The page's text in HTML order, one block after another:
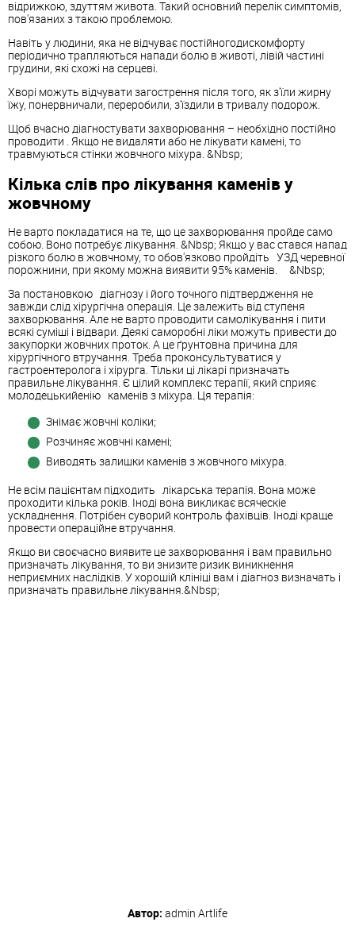
відрижкою, здуттям живота. Такий основний перелік симптомів,
пов'язаних з такою проблемою.
Навіть у людини, яка не відчуває постійногодискомфорту
періодично трапляються напади болю в животі, лівій частині
грудини, які схожі на серцеві.
Хворі можуть відчувати загострення після того, як з'їли жирну
їжу, понервничали, переробили, з'їздили в тривалу подорож.
Щоб вчасно діагностувати захворювання – необхідно постійно
проводити . Якщо не видаляти або не лікувати камені, то
травмуються стінки жовчного міхура. &Nbsp;
Кілька слів про лікування каменів у
жовчному
Не варто покладатися на те, що це захворювання пройде само
собою. Воно потребує лікування. &Nbsp; Якщо у вас стався напад
різкого болю в жовчному, то обов'язково пройдіть УЗД черевної
порожнини, при якому можна виявити 95% каменів. &Nbsp;
За постановкою діагнозу і його точного підтвердження не
завжди слід хірургічна операція. Це залежить від ступеня
захворювання. Але не варто проводити самолікування і пити
всякі суміші і відвари. Деякі саморобні ліки можуть привести до
закупорки жовчних проток. А це ґрунтовна причина для
хірургічного втручання. Треба проконсультуватися у
гастроентеролога і хірурга. Тільки ці лікарі призначать
правильне лікування. Є цілий комплекс терапії, який сприяє
молодецькийенію каменів з міхура. Ця терапія:
Знімає жовчні коліки;
Розчиняє жовчні камені;
Виводять залишки каменів з жовчного міхура.
Не всім пацієнтам підходить лікарська терапія. Вона може
проходити кілька років. Іноді вона викликає всяческіе
ускладнення. Потрібен суворий контроль фахівців. Іноді краще
провести операційне втручання.
Якщо ви своєчасно виявите це захворювання і вам правильно
призначать лікування, то ви знизите ризик виникнення
неприємних наслідків. У хорошій клініці вам і діагноз визначать і
призначать правильне лікування.&Nbsp;
Автор: admin Artlife